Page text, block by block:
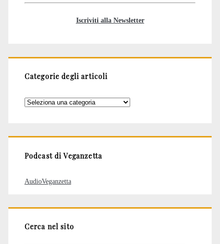
Iscriviti alla Newsletter
Categorie degli articoli
Categorie
Podcast di Veganzetta
AudioVeganzetta
Cerca nel sito